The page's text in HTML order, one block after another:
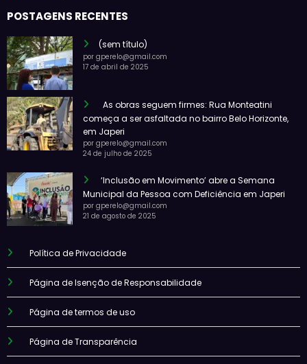
POSTAGENS RECENTES
(sem título)
por gperelo@gmail.com
17 de abril de 2025
As obras seguem firmes: Rua Monteatini
começa a ser asfaltada no bairro Belo Horizonte,
em Japeri
por gperelo@gmail.com
24 de julho de 2025
‘Inclusão em Movimento’ abre a Semana
Municipal da Pessoa com Deficiência em Japeri
por gperelo@gmail.com
21 de agosto de 2025
Política de Privacidade
Página de Isenção de Responsabilidade
Página de termos de uso
Página de Transparência